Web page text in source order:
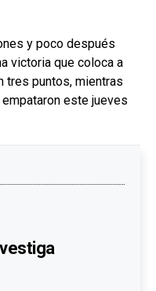
y poco después
victoria que coloca a
tres puntos, mientras
empataron este jueves